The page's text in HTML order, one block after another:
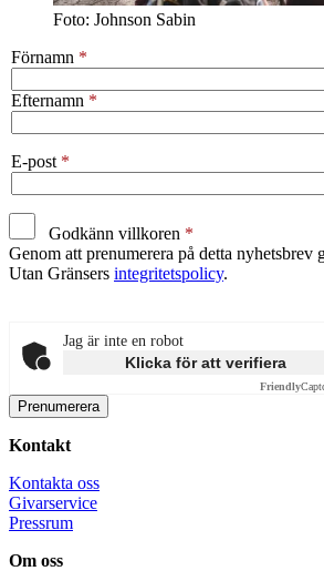
Foto: Johnson Sabin
Förnamn
Efternamn
E-post
Godkänn villkoren
Genom att prenumerera på detta nyhetsbrev
Utan Gränsers integritetspolicy.
Jag är inte en robot
Klicka för att verifiera
Friendly
Kontakt
Kontakta oss
Givarservice
Pressrum
Om oss